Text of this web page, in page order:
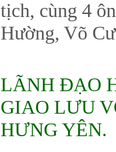
tịch, cùng 4
Hường, Võ
LÃNH ĐẠO
GIAO LƯU
HƯNG YÊN.